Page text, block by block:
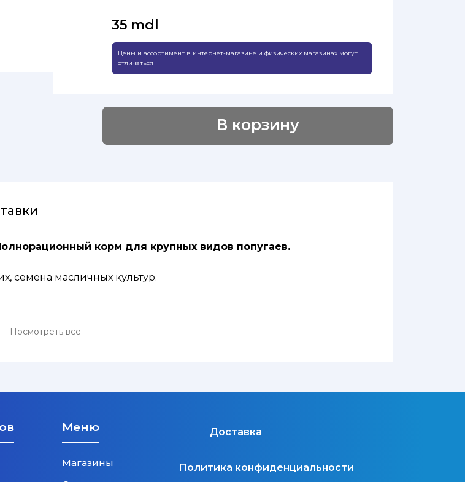
35 mdl
Цены и ассортимент в интернет-магазине и физических магазинах могут
отличаться
В корзину
корм для крупных видов попугаев.
семена масличных культур.
Посмотреть все
Меню
Магазины
Доставка
Политика конфиденциальности